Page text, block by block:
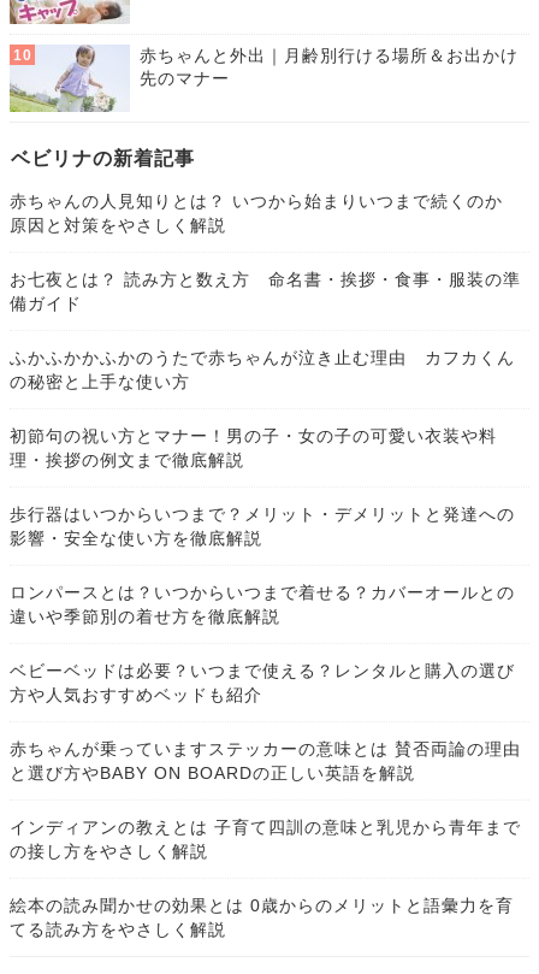
赤ちゃんと外出｜月齢別行ける場所＆お出かけ
先のマナー
ベビリナの新着記事
赤ちゃんの人見知りとは？ いつから始まりいつまで続くのか
原因と対策をやさしく解説
お七夜とは？ 読み方と数え方 命名書・挨拶・食事・服装の準
備ガイド
ふかふかかふかのうたで赤ちゃんが泣き止む理由 カフカくん
の秘密と上手な使い方
初節句の祝い方とマナー！男の子・女の子の可愛い衣装や料
理・挨拶の例文まで徹底解説
歩行器はいつからいつまで？メリット・デメリットと発達への
影響・安全な使い方を徹底解説
ロンパースとは？いつからいつまで着せる？カバーオールとの
違いや季節別の着せ方を徹底解説
ベビーベッドは必要？いつまで使える？レンタルと購入の選び
方や人気おすすめベッドも紹介
赤ちゃんが乗っていますステッカーの意味とは 賛否両論の理由
と選び方やBABY ON BOARDの正しい英語を解説
インディアンの教えとは 子育て四訓の意味と乳児から青年まで
の接し方をやさしく解説
絵本の読み聞かせの効果とは 0歳からのメリットと語彙力を育
てる読み方をやさしく解説